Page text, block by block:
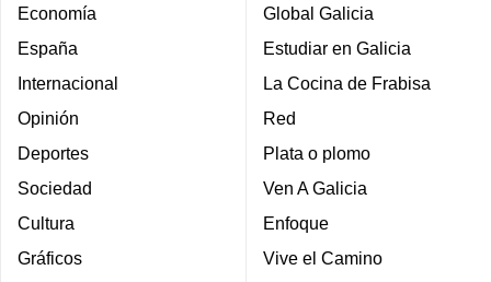
Economía
España
Internacional
Opinión
Deportes
Sociedad
Cultura
Gráficos
Global Galicia
Estudiar en Galicia
La Cocina de Frabisa
Red
Plata o plomo
Ven A Galicia
Enfoque
Vive el Camino